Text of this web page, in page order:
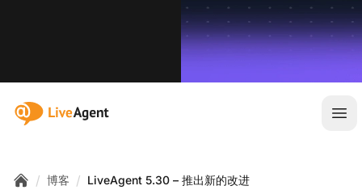
:site.title
/ 博客 / LiveAgent 5.30 – 推出新的改进